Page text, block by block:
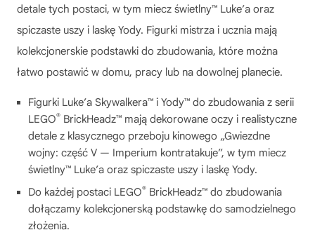
detale tych postaci, w tym miecz świetlny™ Luke’a oraz
spiczaste uszy i laskę Yody. Figurki mistrza i ucznia mają
kolekcjonerskie podstawki do zbudowania, które można
łatwo postawić w domu, pracy lub na dowolnej planecie.
Figurki Luke’a Skywalkera™ i Yody™ do zbudowania z serii
LEGO® BrickHeadz™ mają dekorowane oczy i realistyczne
detale z klasycznego przeboju kinowego „Gwiezdne
wojny: część V — Imperium kontratakuje”, w tym miecz
świetlny™ Luke’a oraz spiczaste uszy i laskę Yody.
Do każdej postaci LEGO® BrickHeadz™ do zbudowania
dołączamy kolekcjonerską podstawkę do samodzielnego
złożenia.